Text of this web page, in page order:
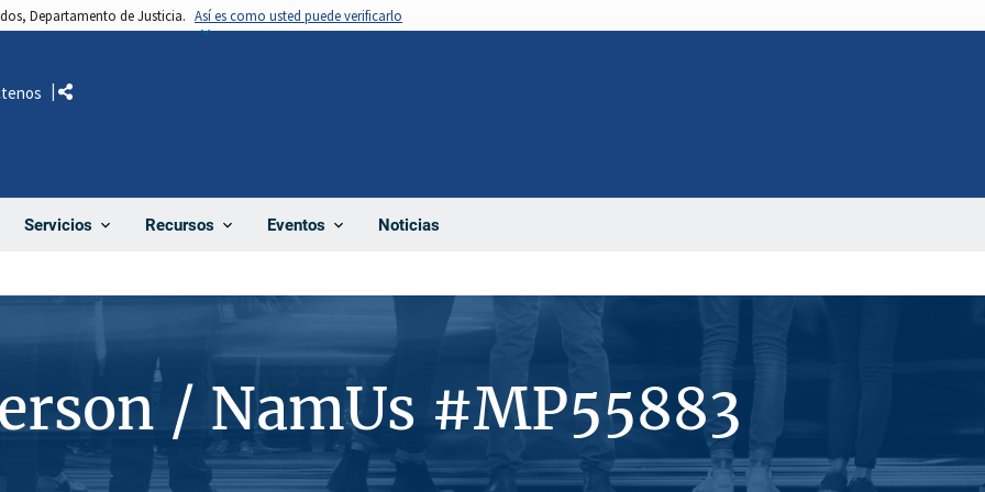
Departamento de Justicia. Así es como usted puede verificarlo
Servicios Recursos Eventos Noticias
Comparte
/ NamUs #MP55883